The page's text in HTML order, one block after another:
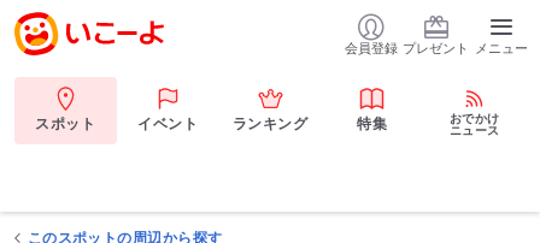
会員登録 プレゼント メニュー
スポット イベント ランキング 特集
おでかけ
ニュース
このスポットの周辺から探す